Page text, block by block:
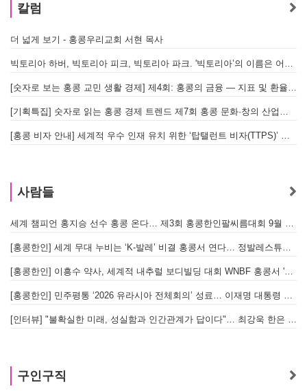
칼럼
더 넓게 보기 - 홍콩우리교회 서현 목사
빅토리아 하버, 빅토리아 피크, 빅토리아 파크. '빅토리아’의 이름은 어떻게 온 걸까? - [이승권 원장의 생활칼럼]
[숫자로 보는 홍콩 교민 생활 경제] 제4회: 홍콩의 금융 — 지표 및 환율, MPF 운영 현황
[기획특집] 숫자로 읽는 홍콩 경제 트렌드 제7회 홍콩 문화·창의 산업의 구조와 분야별 동향
[홍콩 비자 안내] 세계적 우수 인재 유치 위한 ‘탑탤런트 비자(TTPS)’ 주요 요건
사람들
세계 챔피언 홍지승 선수 홍콩 온다… 제3회 홍콩한인팔씨름대회 9월 12일 개최
[홍콩한인] 세계 무대 누비는 ‘K-발레’ 비결 홍콩서 연다… 정발레스튜디오 개원
[홍콩한인] 이흥수 약사, 세계적 내추럴 보디빌딩 대회 WNBF 홍콩서 '마스터 부문 1위' 기염
[홍콩한인] 민주평통 ‘2026 유라시아 전체회의’ 성료… 이재명 대통령 참석으로 의미 더해
[인터뷰] "불확실한 미래, 성실함과 인간관계가 답이다"… 최강욱 한은 부소장이 청소년들에게 전하는 응원
구인구직